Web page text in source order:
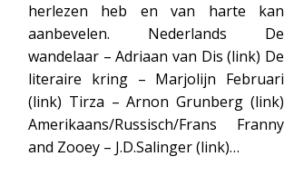
herlezen heb en van harte kan
aanbevelen. Nederlands De
wandelaar – Adriaan van Dis (link) De
literaire kring – Marjolijn Februari
(link) Tirza – Arnon Grunberg (link)
Amerikaans/Russisch/Frans Franny
and Zooey – J.D.Salinger (link)…